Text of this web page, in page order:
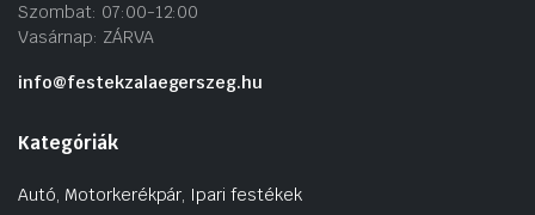
Szombat: 07:00-12:00
Vasárnap: ZÁRVA
info@festekzalaegerszeg.hu
Kategóriák
Autó, Motorkerékpár, Ipari festékek